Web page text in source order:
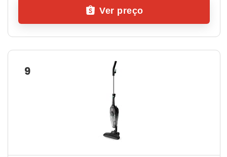
Ver preço
9